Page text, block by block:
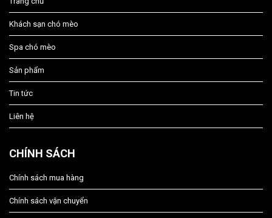
Khách sạn chó mèo
Spa chó mèo
Sản phẩm
Tin tức
Liên hệ
CHÍNH SÁCH
Chính sách mua hàng
Chính sách vận chuyển